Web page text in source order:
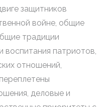
защитников
войне, общие
традиции
воспитания патриотов,
отношений,
деловые и